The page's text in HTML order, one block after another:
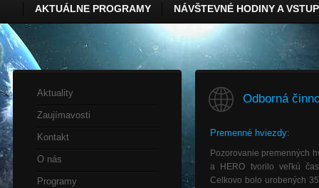
AKTUÁLNE PROGRAMY NÁVŠTEVNÉ HODINY A
Aktuality
Zaujímavosti
Kontakt
O nás
Programy
Odborná
Premenné hviezdy:
Pozorovanie premenných
a HERO tvorilo veľkú
Celkovo bolo urobených